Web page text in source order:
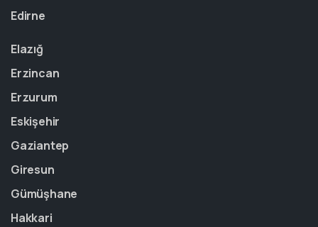
Edirne
Elazığ
Erzincan
Erzurum
Eskişehir
Gaziantep
Giresun
Gümüşhane
Hakkari